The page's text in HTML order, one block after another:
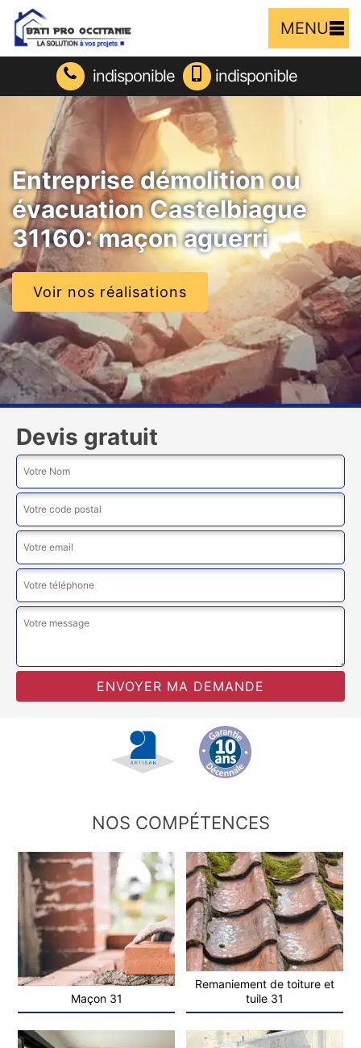
MENU
indisponible indisponible
Entreprise démolition ou
évacuation Castelbiague
31160: maçon aguerri
Voir nos réalisations
Devis gratuit
NOS COMPÉTENCES
Maçon 31
Remaniement de toiture et
tuile 31